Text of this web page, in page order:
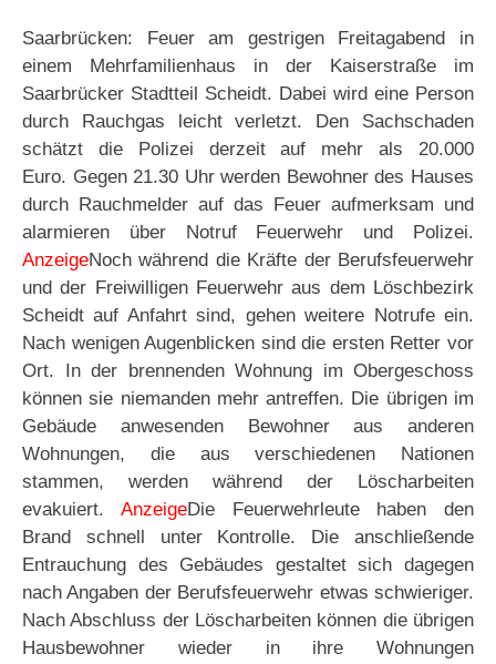
Saarbrücken: Feuer am gestrigen Freitagabend in
einem Mehrfamilienhaus in der Kaiserstraße im
Saarbrücker Stadtteil Scheidt. Dabei wird eine Person
durch Rauchgas leicht verletzt. Den Sachschaden
schätzt die Polizei derzeit auf mehr als 20.000
Euro. Gegen 21.30 Uhr werden Bewohner des Hauses
durch Rauchmelder auf das Feuer aufmerksam und
alarmieren über Notruf Feuerwehr und Polizei.
AnzeigeNoch während die Kräfte der Berufsfeuerwehr
und der Freiwilligen Feuerwehr aus dem Löschbezirk
Scheidt auf Anfahrt sind, gehen weitere Notrufe ein.
Nach wenigen Augenblicken sind die ersten Retter vor
Ort. In der brennenden Wohnung im Obergeschoss
können sie niemanden mehr antreffen. Die übrigen im
Gebäude anwesenden Bewohner aus anderen
Wohnungen, die aus verschiedenen Nationen
stammen, werden während der Löscharbeiten
evakuiert. AnzeigeDie Feuerwehrleute haben den
Brand schnell unter Kontrolle. Die anschließende
Entrauchung des Gebäudes gestaltet sich dagegen
nach Angaben der Berufsfeuerwehr etwas schwieriger.
Nach Abschluss der Löscharbeiten können die übrigen
Hausbewohner wieder in ihre Wohnungen